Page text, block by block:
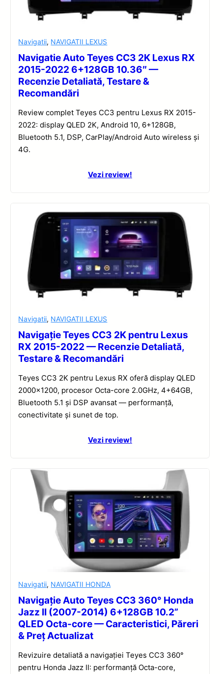
Navigatii, NAVIGATII LEXUS
Navigatie Auto Teyes CC3 2K Lexus RX
2015-2022 6+128GB 10.36″ —
Recenzie Detaliată, Testare &
Recomandări
Review complet Teyes CC3 pentru Lexus RX 2015-
2022: display QLED 2K, Android 10, 6+128GB,
Bluetooth 5.1, DSP, CarPlay/Android Auto wireless și
4G.
Vezi review!
Navigatii, NAVIGATII LEXUS
Navigație Teyes CC3 2K pentru Lexus
RX 2015-2022 — Recenzie Detaliată,
Testare & Recomandări
Teyes CC3 2K pentru Lexus RX oferă display QLED
2000×1200, procesor Octa-core 2.0GHz, 4+64GB,
Bluetooth 5.1 și DSP avansat — performanță,
conectivitate și sunet de top.
Vezi review!
Navigatii, NAVIGATII HONDA
Navigație Auto Teyes CC3 360° Honda
Jazz II (2007-2014) 6+128GB 10.2”
QLED Octa-core — Caracteristici, Păreri
& Preț Actualizat
Revizuire detaliată a navigației Teyes CC3 360°
pentru Honda Jazz II: performanță Octa-core,